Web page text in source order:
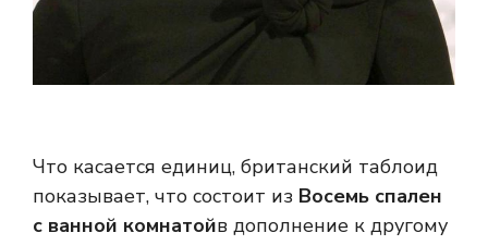
Что касается единиц, британский таблоид
показывает, что состоит из Восемь спален
с ванной комнатойв дополнение к другому